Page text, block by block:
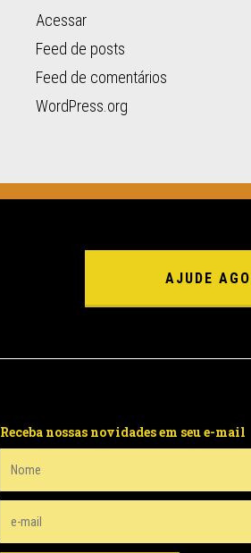
Acessar
Feed de posts
Feed de comentários
WordPress.org
AJUDE
Receba nossas novidades em seu e-mail